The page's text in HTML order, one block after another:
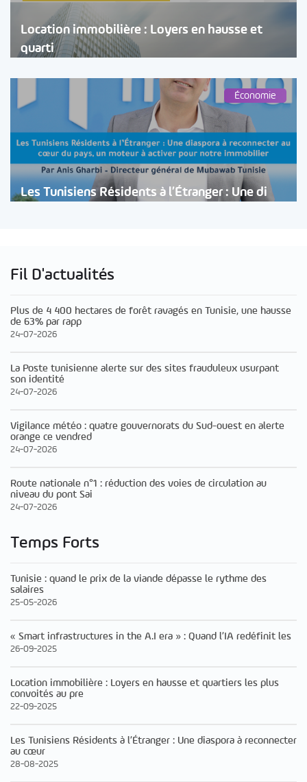
Location immobilière : Loyers en hausse et
quarti
Économie
Les Tunisiens Résidents à l’Étranger : Une di
Fil D'actualités
Plus de 4 400 hectares de forêt ravagés en Tunisie, une hausse
de 63% par rapp
24-07-2026
La Poste tunisienne alerte sur des sites frauduleux usurpant
son identité
24-07-2026
Vigilance météo : quatre gouvernorats du Sud-ouest en alerte
orange ce vendred
24-07-2026
Route nationale n°1 : réduction des voies de circulation au
niveau du pont Sai
24-07-2026
Temps Forts
Tunisie : quand le prix de la viande dépasse le rythme des
salaires
25-05-2026
« Smart infrastructures in the A.I era » : Quand l’IA redéfinit les
26-09-2025
Location immobilière : Loyers en hausse et quartiers les plus
convoités au pre
22-09-2025
Les Tunisiens Résidents à l’Étranger : Une diaspora à reconnecter
au cœur
28-08-2025